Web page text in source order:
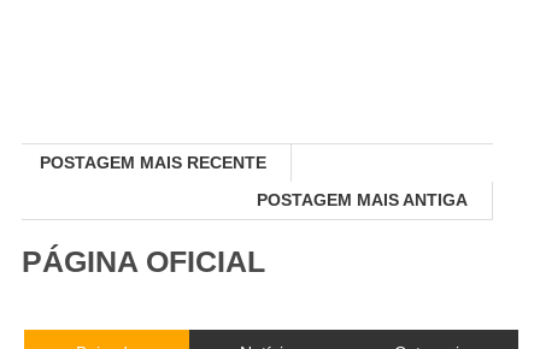
POSTAGEM MAIS RECENTE
POSTAGEM MAIS ANTIGA
PÁGINA OFICIAL